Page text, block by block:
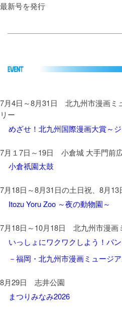
最新号を発行
最新号を発行
2025年7月1日更新FREE PAPER
2025年7月1日に
最新号を発行
2025年4月1日更新
最新号を発行
2025年3月21日更新 FREE
3月20日に
『虹色八景』
の
最新号を発行
2025年1月6日更新
2025年1月1日に
7月4日～8月31日 北九州市漫画ミ
リー
めざせ！北九州国際漫画大賞～
7月１7日～19日 小倉城 大手門前
小倉祇園太鼓
7月18日～8月31日の土日祝、8月
Itozu Yoru Zoo ～夜の動物園～
7月18日～10月18日 北九州市漫画
いっしょにワクワクしよう！パ
－福岡・北九州市漫画ミュージ
8月29日 志井公園
まつりみなみ2026